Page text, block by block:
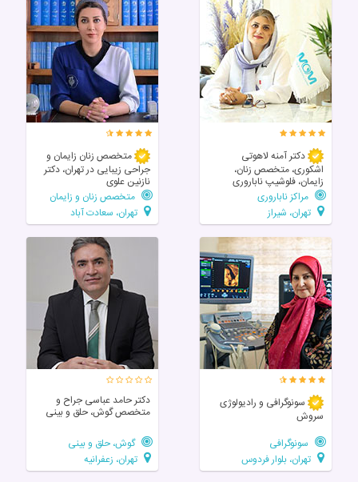
دکتر آمنه لاهوتی
اشکوری، متخصص زنان،
زایمان، فلوشیپ ناباروری
مراکز ناباروری
تهران، شیراز
متخصص زنان زایمان و
جراحی زیبایی در تهران، دکتر
نازنین علوی
متخصص زنان و زایمان
تهران، سعادت آباد
سونوگرافی و رادیولوژی
سروش
سونوگرافی
تهران، بلوار فردوس
دکتر حامد عباسی جراح و
متخصص گوش، حلق و بینی
گوش، حلق و بینی
تهران، زعفرانیه